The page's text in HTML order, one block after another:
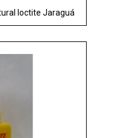
loctite Jaraguá